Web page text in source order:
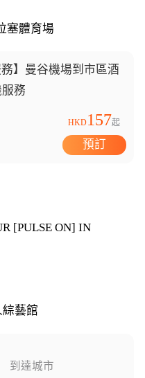
塞體育場
務】曼谷機場到市區酒
務
HKD157起
預訂
[PULSE ON] IN
藝館
到達城市